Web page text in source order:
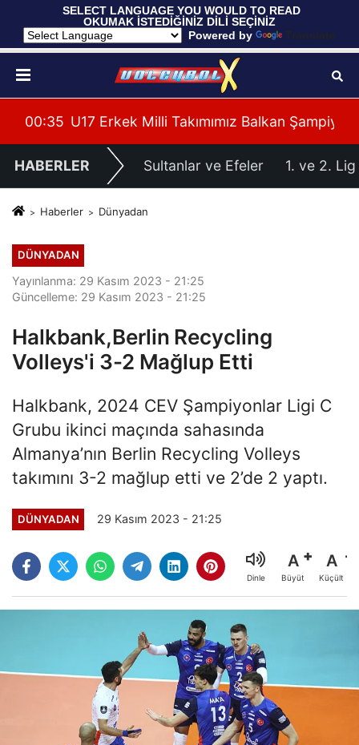
SELECT LANGUAGE YOU WOULD TO READ
OKUMAK İSTEDİĞİNİZ DİLİ SEÇİNİZ
Powered by
Translate
3-1 Mağlup Etti
00:35 U17 Erkek Milli Takımımız Balkan
HABERLER Sultanlar ve Efeler 1. ve 2. Lig
Haberler Dünyadan
DÜNYADAN
Yayınlanma: 29 Kasım 2023 - 21:25
Güncelleme: 29 Kasım 2023 - 21:25
Halkbank,Berlin Recycling
Volleys'i 3-2 Mağlup Etti
Halkbank, 2024 CEV Şampiyonlar Ligi C
Grubu ikinci maçında sahasında
Almanya’nın Berlin Recycling Volleys
takımını 3-2 mağlup etti ve 2’de 2 yaptı.
DÜNYADAN 29 Kasım 2023 - 21:25
Dinle
A
Büyüt
A
Küçült